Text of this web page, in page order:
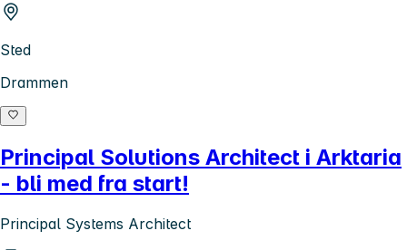
Sted
Drammen
Principal Solutions Architect i Arktaria
- bli med fra start!
Principal Systems Architect